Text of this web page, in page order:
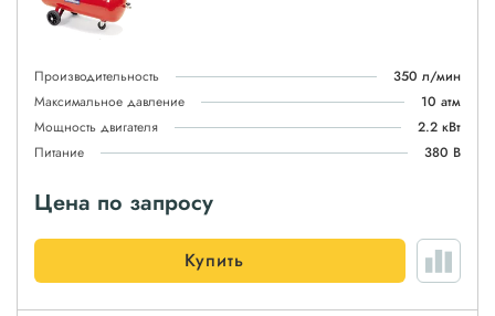
Производительность
350 л/мин
Максимальное давление
10 атм
Мощность двигателя
2.2 кВт
Питание
380 В
Цена по запросу
Купить